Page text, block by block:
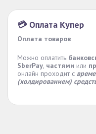
💳 Оплата Купер
Оплата товаров
Можно оплатить
SberPay, частями или
онлайн проходит с
(холдированием)